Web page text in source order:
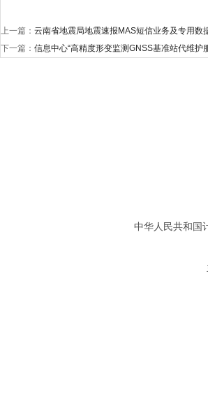
上一篇： 云南省地震局地震速报MAS短信业务及专用数
下一篇： 信息中心“高精度形变监测GNSS基准站代维护
中华人民共和国